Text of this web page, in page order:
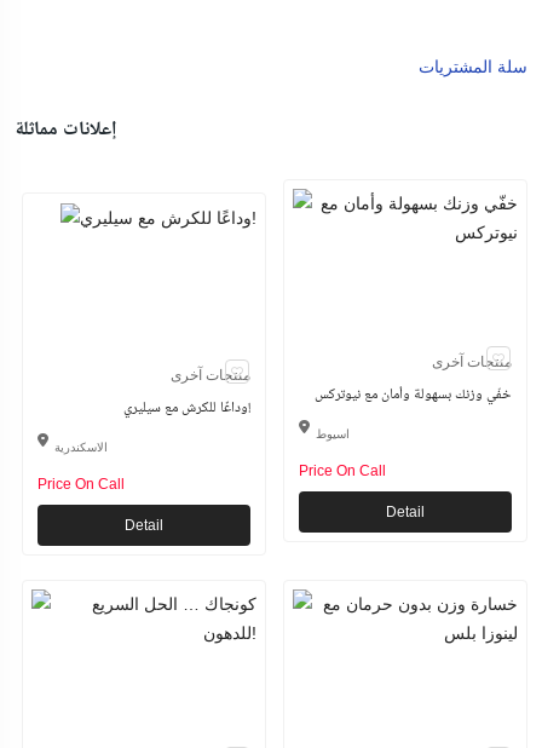
سلة المشتريات
إعلانات مماثلة
منتجات آخرى
وداعًا للكرش مع سيليري!
الاسكندرية
Price On Call
Detail
منتجات آخرى
خفّي وزنك بسهولة وأمان مع نيوتركس
اسيوط
Price On Call
Detail